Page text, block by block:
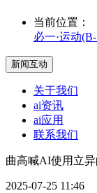
当前位置：
必一·运动
新闻互动
关于我们
ai资讯
ai应用
联系我们
曲高喊AI使用立
2025-07-25 11:46